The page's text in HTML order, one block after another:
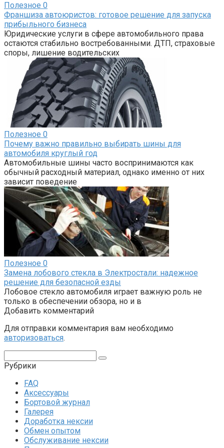
Полезное 0
Франшиза автоюристов: готовое решение для запуска
прибыльного бизнеса
Юридические услуги в сфере автомобильного права
остаются стабильно востребованными. ДТП, страховые
споры, лишение водительских
Полезное 0
Почему важно правильно выбирать шины для
автомобиля круглый год
Автомобильные шины часто воспринимаются как
обычный расходный материал, однако именно от них
зависит поведение
Полезное 0
Замена лобового стекла в Электростали: надежное
решение для безопасной езды
Лобовое стекло автомобиля играет важную роль не
только в обеспечении обзора, но и в
Добавить комментарий
Для отправки комментария вам необходимо
авторизоваться.
Рубрики
FAQ
Аксессуары
Бортовой журнал
Галерея
Доработка нексии
Обмен опытом
Обслуживание нексии